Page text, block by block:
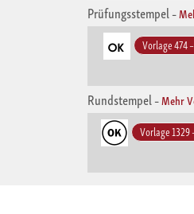
Prüfungsstempel–
Vorlage 474
Rundstempel–Mehr
Vorlage 1329